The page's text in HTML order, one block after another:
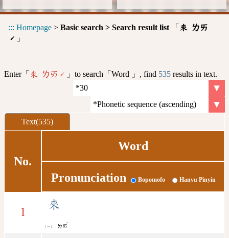
::: Homepage > Basic search > Search result list 「 來 ㄌㄞ
ˊ 」
Enter「 來 ㄌㄞˊ 」to search「Word 」, find 535 results in text.
Text(535)
No.
Word
Pronunciation Bopomofo Hanyu Pinyin
1
來
ㄌㄞ
ˊ